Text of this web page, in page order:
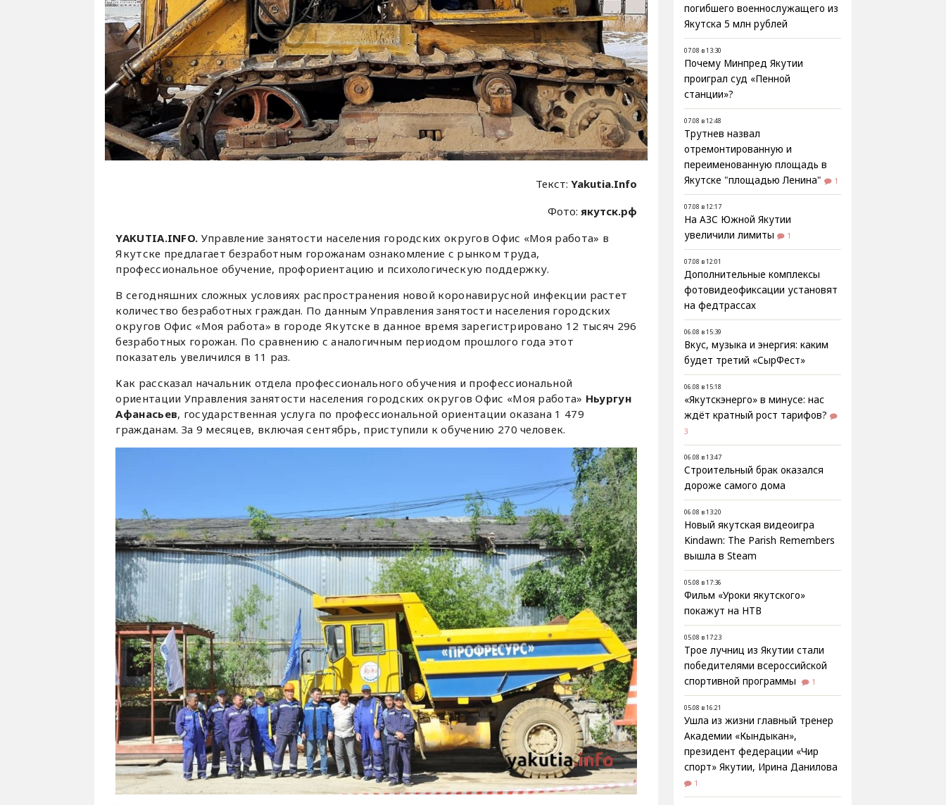
Текст:Yakutia.Info
Фото:якутск.рф
YAKUTIA.INFO. Управление занятости населения городских округов Офис «Моя работа» в
Якутске предлагает безработным горожанам ознакомление с рынком труда,
профессиональное обучение, профориентацию и психологическую поддержку.
В сегодняшних сложных условиях распространения новой коронавирусной инфекции растет
количество безработных граждан. По данным Управления занятости населения городских
округов Офис «Моя работа» в городе Якутске в данное время зарегистрировано 12 тысяч 296
безработных горожан. По сравнению с аналогичным периодом прошлого года этот
показатель увеличился в 11 раз.
Как рассказал начальник отдела профессионального обучения и профессиональной
ориентации Управления занятости населения городских округов Офис «Моя работа» Ньургун
Афанасьев, государственная услуга по профессиональной ориентации оказана 1 479
гражданам. За 9 месяцев, включая сентябрь, приступили к обучению 270 человек.
погибшего военнослужащего из
Якутска 5 млн рублей
07.08 в 13:30
Почему Минпред Якутии
проиграл суд «Пенной
станции»?
07.08 в 12:48
Трутнев назвал
отремонтированную и
переименованную площадь в
Якутске "площадью Ленина"
1
07.08 в 12:17
На АЗС Южной Якутии
увеличили лимиты
1
07.08 в 12:01
Дополнительные комплексы
фотовидеофиксации установят
на федтрассах
06.08 в 15:39
Вкус, музыка и энергия: каким
будет третий «СырФест»
06.08 в 15:18
«Якутскэнерго» в минусе: нас
ждёт кратный рост тарифов?
3
06.08 в 13:47
Строительный брак оказался
дороже самого дома
06.08 в 13:20
Новый якутская видеоигра
Kindawn: The Parish Remembers
вышла в Steam
05.08 в 17:36
Фильм «Уроки якутского»
покажут на НТВ
05.08 в 17:23
Трое лучниц из Якутии стали
победителями всероссийской
спортивной программы
1
05.08 в 16:21
Ушла из жизни главный тренер
Академии «Кындыкан»,
президент федерации «Чир
спорт» Якутии, Ирина Данилова
1